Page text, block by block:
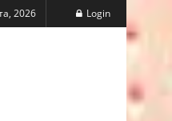
2026 Login